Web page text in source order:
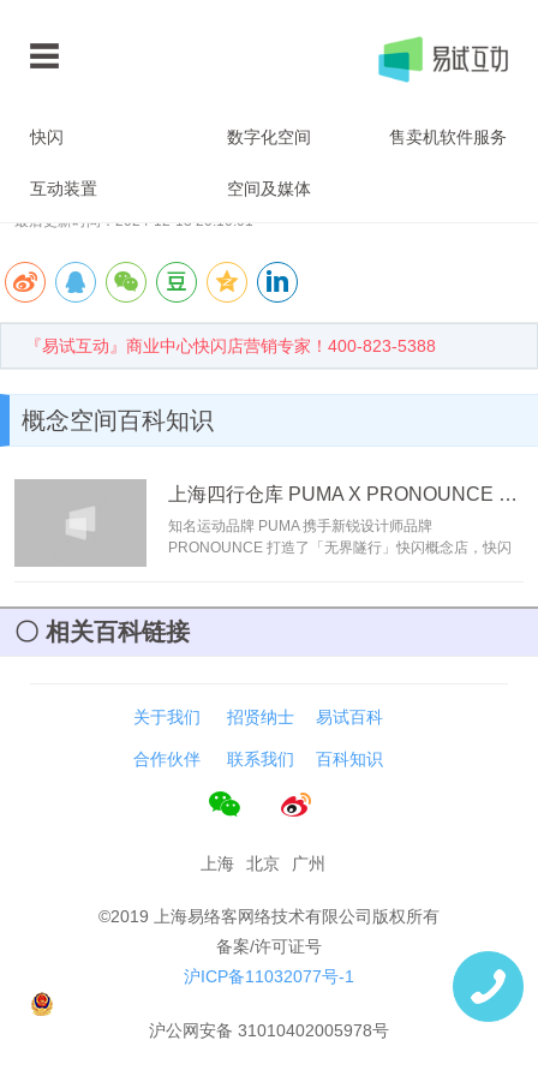
快闪 数字化空间 售卖机软件服务
互动装置 空间及媒体
概念空间
最后更新时间：2024-12-13 20:10:01
『易试互动』商业中心快闪店营销专家！400-823-5388
概念空间百科知识
上海四行仓库 PUMA X PRONOUNCE 「无界隧行」 概念空间
知名运动品牌 PUMA 携手新锐设计师品牌
PRONOUNCE 打造了「无界隧行」快闪概念店，快闪
相关百科链接
关于我们 招贤纳士 易试百科
合作伙伴 联系我们 百科知识
上海 北京 广州
©2019 上海易络客网络技术有限公司版权所有
备案/许可证号
沪ICP备11032077号-1
沪公网安备 31010402005978号